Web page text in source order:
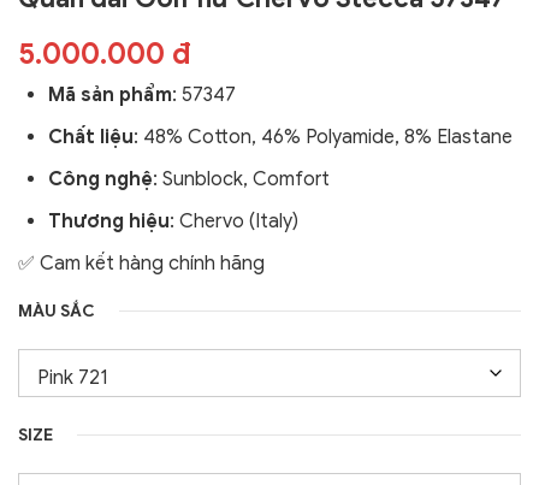
5.000.000 đ
Mã sản phẩm: 57347
Chất liệu: 48% Cotton, 46% Polyamide, 8% Elastane
Công nghệ: Sunblock, Comfort
Thương hiệu: Chervo (Italy)
✅ Cam kết hàng chính hãng
MÀU SẮC
SIZE